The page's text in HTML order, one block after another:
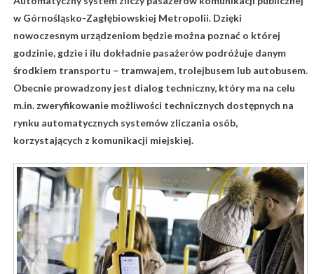
w Górnośląsko-Zagłębiowskiej Metropolii. Dzięki
nowoczesnym urządzeniom będzie można poznać o której
godzinie, gdzie i ilu dokładnie pasażerów podróżuje danym
środkiem transportu – tramwajem, trolejbusem lub autobusem.
Obecnie prowadzony jest dialog techniczny, który ma na celu
m.in. zweryfikowanie możliwości technicznych dostępnych na
rynku automatycznych systemów zliczania osób,
korzystających z komunikacji miejskiej.